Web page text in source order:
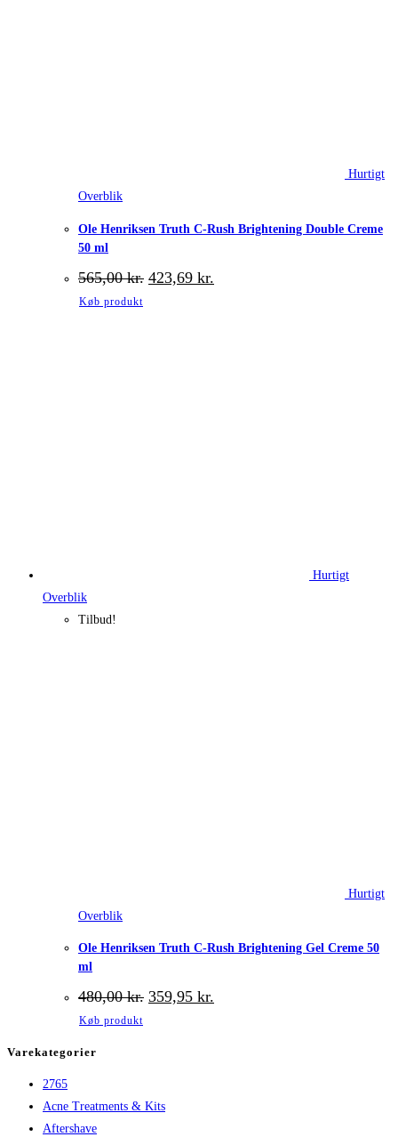
Hurtigt
Overblik
Ole Henriksen Truth C-Rush Brightening Double Creme
50 ml
565,00kr. Den
oprindelige
423,69 kr.
aktuelle
Køb produkt
Hurtigt
Overblik
Tilbud!
Hurtigt
Overblik
Ole Henriksen Truth C-Rush Brightening Gel Creme 50
ml
480,00kr. Den
oprindelige
359,95 kr.
aktuelle
Køb produkt
Varekategorier
2765
Acne Treatments & Kits
Aftershave